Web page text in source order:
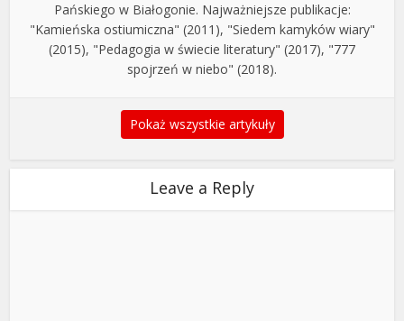
Pańskiego w Białogonie. Najważniejsze publikacje:
"Kamieńska ostiumiczna" (2011), "Siedem kamyków wiary"
(2015), "Pedagogia w świecie literatury" (2017), "777
spojrzeń w niebo" (2018).
Pokaż wszystkie artykuły
Leave a Reply